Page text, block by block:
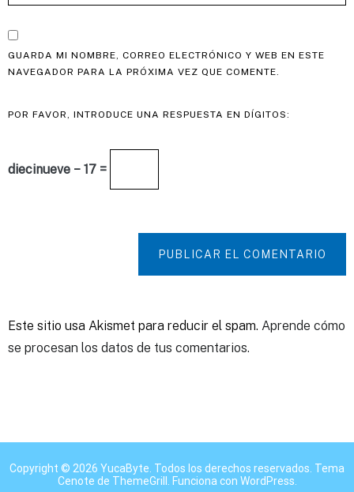
GUARDA MI NOMBRE, CORREO ELECTRÓNICO Y WEB EN ESTE
NAVEGADOR PARA LA PRÓXIMA VEZ QUE COMENTE.
POR FAVOR, INTRODUCE UNA RESPUESTA EN DÍGITOS:
diecinueve − 17 =
PUBLICAR EL COMENTARIO
Este sitio usa Akismet para reducir el spam. Aprende cómo
se procesan los datos de tus comentarios.
Copyright © 2026 YucaByte . Todos los derechos reservados. Tema
Cenote de ThemeGrill. Funciona con WordPress